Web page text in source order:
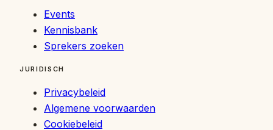
Events
Kennisbank
Sprekers zoeken
JURIDISCH
Privacybeleid
Algemene voorwaarden
Cookiebeleid